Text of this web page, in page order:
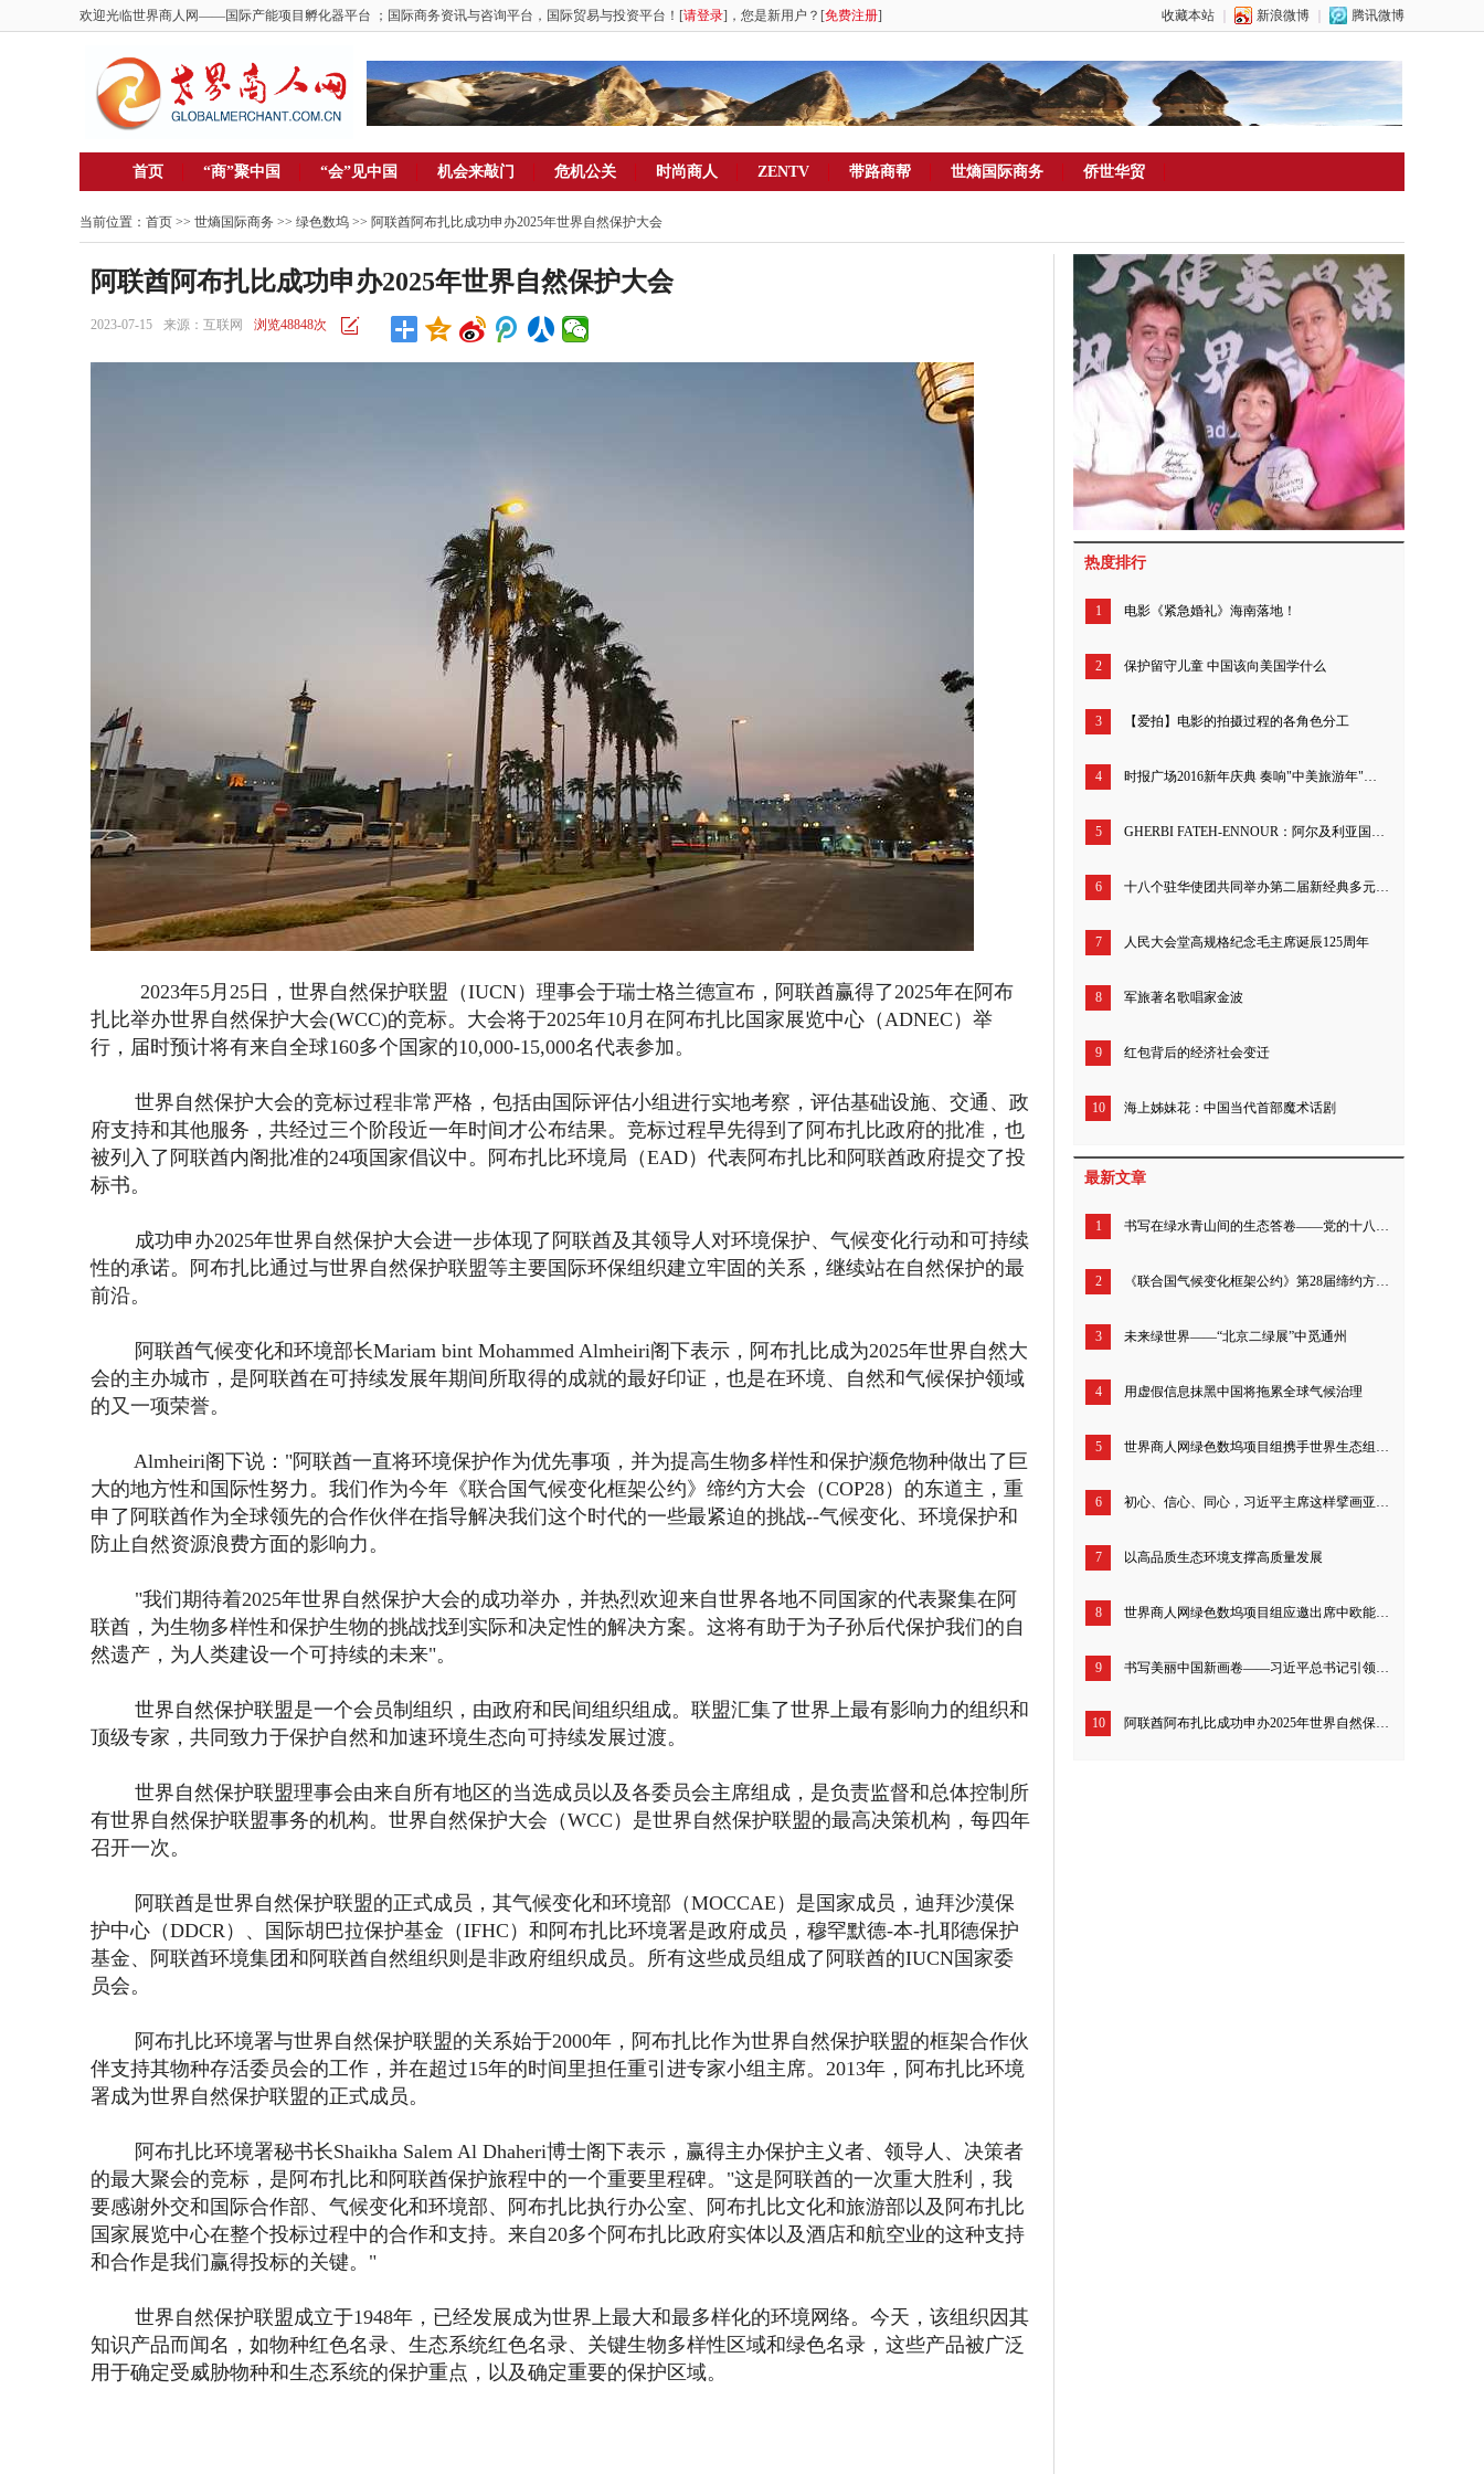
欢迎光临世界商人网——国际产能项目孵化器平台 ；国际商务资讯与咨询平台，国际贸易与投资平台！[请登录]，您是新用户？[免费注册] 收藏本站 新浪微博 腾讯微博
首页 “商”聚中国 “会”见中国 机会来敲门 危机公关 时尚商人 ZENTV 带路商帮 世熵国际商务 侨世华贸
当前位置： 首页 >> 世熵国际商务 >> 绿色数坞 >> 阿联酋阿布扎比成功申办2025年世界自然保护大会
阿联酋阿布扎比成功申办2025年世界自然保护大会
2023-07-15 来源：互联网 浏览48848次
2023年5月25日，世界自然保护联盟（IUCN）理事会于瑞士格兰德宣布，阿联酋赢得了2025年在阿布
扎比举办世界自然保护大会(WCC)的竞标。大会将于2025年10月在阿布扎比国家展览中心（ADNEC）举
行，届时预计将有来自全球160多个国家的10,000-15,000名代表参加。
世界自然保护大会的竞标过程非常严格，包括由国际评估小组进行实地考察，评估基础设施、交通、政
府支持和其他服务，共经过三个阶段近一年时间才公布结果。竞标过程早先得到了阿布扎比政府的批准，也
被列入了阿联酋内阁批准的24项国家倡议中。阿布扎比环境局（EAD）代表阿布扎比和阿联酋政府提交了投
标书。
成功申办2025年世界自然保护大会进一步体现了阿联酋及其领导人对环境保护、气候变化行动和可持续
性的承诺。阿布扎比通过与世界自然保护联盟等主要国际环保组织建立牢固的关系，继续站在自然保护的最
前沿。
阿联酋气候变化和环境部长Mariam bint Mohammed Almheiri阁下表示，阿布扎比成为2025年世界自然大
会的主办城市，是阿联酋在可持续发展年期间所取得的成就的最好印证，也是在环境、自然和气候保护领域
的又一项荣誉。
Almheiri阁下说："阿联酋一直将环境保护作为优先事项，并为提高生物多样性和保护濒危物种做出了巨
大的地方性和国际性努力。我们作为今年《联合国气候变化框架公约》缔约方大会（COP28）的东道主，重
申了阿联酋作为全球领先的合作伙伴在指导解决我们这个时代的一些最紧迫的挑战--气候变化、环境保护和
防止自然资源浪费方面的影响力。
"我们期待着2025年世界自然保护大会的成功举办，并热烈欢迎来自世界各地不同国家的代表聚集在阿
联酋，为生物多样性和保护生物的挑战找到实际和决定性的解决方案。这将有助于为子孙后代保护我们的自
然遗产，为人类建设一个可持续的未来"。
世界自然保护联盟是一个会员制组织，由政府和民间组织组成。联盟汇集了世界上最有影响力的组织和
顶级专家，共同致力于保护自然和加速环境生态向可持续发展过渡。
世界自然保护联盟理事会由来自所有地区的当选成员以及各委员会主席组成，是负责监督和总体控制所
有世界自然保护联盟事务的机构。世界自然保护大会（WCC）是世界自然保护联盟的最高决策机构，每四年
召开一次。
阿联酋是世界自然保护联盟的正式成员，其气候变化和环境部（MOCCAE）是国家成员，迪拜沙漠保
护中心（DDCR）、国际胡巴拉保护基金（IFHC）和阿布扎比环境署是政府成员，穆罕默德-本-扎耶德保护
基金、阿联酋环境集团和阿联酋自然组织则是非政府组织成员。所有这些成员组成了阿联酋的IUCN国家委
员会。
阿布扎比环境署与世界自然保护联盟的关系始于2000年，阿布扎比作为世界自然保护联盟的框架合作伙
伴支持其物种存活委员会的工作，并在超过15年的时间里担任重引进专家小组主席。2013年，阿布扎比环境
署成为世界自然保护联盟的正式成员。
阿布扎比环境署秘书长Shaikha Salem Al Dhaheri博士阁下表示，赢得主办保护主义者、领导人、决策者
的最大聚会的竞标，是阿布扎比和阿联酋保护旅程中的一个重要里程碑。"这是阿联酋的一次重大胜利，我
要感谢外交和国际合作部、气候变化和环境部、阿布扎比执行办公室、阿布扎比文化和旅游部以及阿布扎比
国家展览中心在整个投标过程中的合作和支持。来自20多个阿布扎比政府实体以及酒店和航空业的这种支持
和合作是我们赢得投标的关键。"
世界自然保护联盟成立于1948年，已经发展成为世界上最大和最多样化的环境网络。今天，该组织因其
知识产品而闻名，如物种红色名录、生态系统红色名录、关键生物多样性区域和绿色名录，这些产品被广泛
用于确定受威胁物种和生态系统的保护重点，以及确定重要的保护区域。
热度排行
1 电影《紧急婚礼》海南落地！
2 保护留守儿童 中国该向美国学什么
3 【爱拍】电影的拍摄过程的各角色分工
4 时报广场2016新年庆典 奏响"中美旅游年"序曲
5 GHERBI FATEH-ENNOUR：阿尔及利亚国家金融部高级顾问
6 十八个驻华使团共同举办第二届新经典多元与包容电影节
7 人民大会堂高规格纪念毛主席诞辰125周年
8 军旅著名歌唱家金波
9 红包背后的经济社会变迁
10 海上姊妹花：中国当代首部魔术话剧
最新文章
1 书写在绿水青山间的生态答卷——党的十八届三中全会以来生态文明体制改革成就综述
2 《联合国气候变化框架公约》第28届缔约方大会举办能源主题日活动 聚焦全球能源互联网建设
3 未来绿世界——“北京二绿展”中觅通州
4 用虚假信息抹黑中国将拖累全球气候治理
5 世界商人网绿色数坞项目组携手世界生态组织、绿发会，助力2023汉中朱鹮文化交流活动
6 初心、信心、同心，习近平主席这样擘画亚太发展
7 以高品质生态环境支撑高质量发展
8 世界商人网绿色数坞项目组应邀出席中欧能源合作平台旗舰项目：净零碳基础设施投资和技术项目成果发布会
9 书写美丽中国新画卷——习近平总书记引领生态文明建设的故事
10 阿联酋阿布扎比成功申办2025年世界自然保护大会